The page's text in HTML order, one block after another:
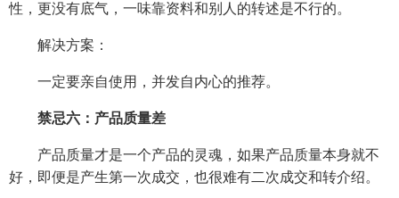
性，更没有底气，一味靠资料和别人的转述是不行的。
解决方案：
一定要亲自使用，并发自内心的推荐。
禁忌六：产品质量差
产品质量才是一个产品的灵魂，如果产品质量本身就不
好，即便是产生第一次成交，也很难有二次成交和转介绍。